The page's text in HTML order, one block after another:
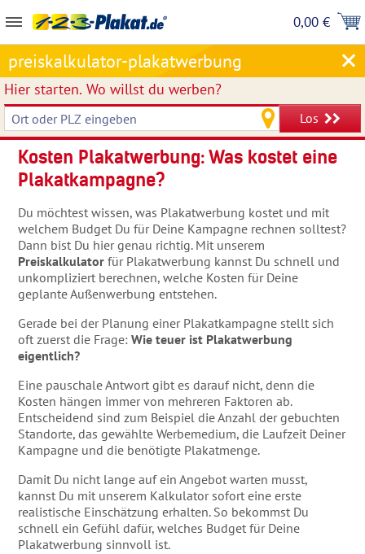
0,00 €
preiskalkulator-plakatwerbung
Hier starten. Wo willst du werben?
Los
Kosten Plakatwerbung: Was kostet eine
Plakatkampagne?
Du möchtest wissen, was Plakatwerbung kostet und mit
welchem Budget Du für Deine Kampagne rechnen solltest?
Dann bist Du hier genau richtig. Mit unserem
Preiskalkulator für Plakatwerbung kannst Du schnell und
unkompliziert berechnen, welche Kosten für Deine
geplante Außenwerbung entstehen.
Gerade bei der Planung einer Plakatkampagne stellt sich
oft zuerst die Frage:Wie teuer ist Plakatwerbung
eigentlich?
Eine pauschale Antwort gibt es darauf nicht, denn die
Kosten hängen immer von mehreren Faktoren ab.
Entscheidend sind zum Beispiel die Anzahl der gebuchten
Standorte, das gewählte Werbemedium, die Laufzeit Deiner
Kampagne und die benötigte Plakatmenge.
Damit Du nicht lange auf ein Angebot warten musst,
kannst Du mit unserem Kalkulator sofort eine erste
realistische Einschätzung erhalten. So bekommst Du
schnell ein Gefühl dafür, welches Budget für Deine
Plakatwerbung sinnvoll ist.